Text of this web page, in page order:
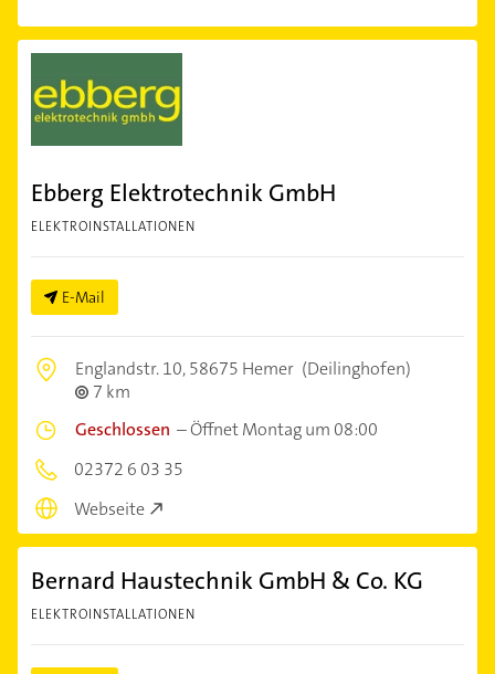
Ebberg Elektrotechnik GmbH
ELEKTROINSTALLATIONEN
E-Mail
Englandstr. 10,58675 Hemer (Deilinghofen)
7 km
Geschlossen –Öffnet Montag um 08:00
02372 6 03 35
Webseite
Bernard Haustechnik GmbH & Co. KG
ELEKTROINSTALLATIONEN